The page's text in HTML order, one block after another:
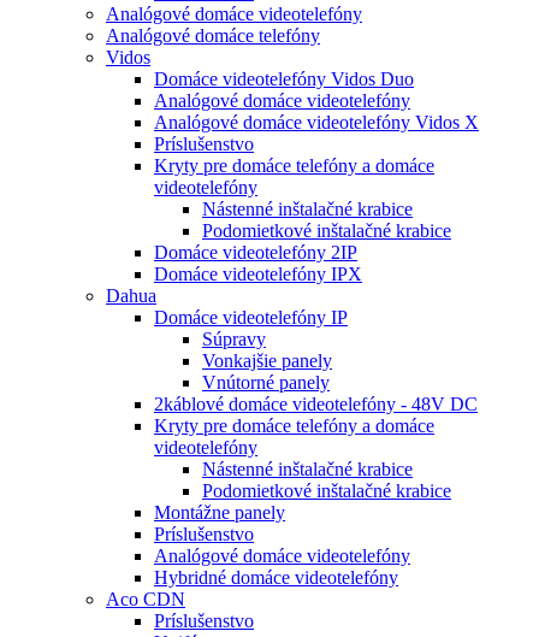
Analógové domáce videotelefóny
Analógové domáce telefóny
Vidos
Domáce videotelefóny Vidos Duo
Analógové domáce videotelefóny
Analógové domáce videotelefóny Vidos X
Príslušenstvo
Kryty pre domáce telefóny a domáce
videotelefóny
Nástenné inštalačné krabice
Podomietkové inštalačné krabice
Domáce videotelefóny 2IP
Domáce videotelefóny IPX
Dahua
Domáce videotelefóny IP
Súpravy
Vonkajšie panely
Vnútorné panely
2káblové domáce videotelefóny - 48V DC
Kryty pre domáce telefóny a domáce
videotelefóny
Nástenné inštalačné krabice
Podomietkové inštalačné krabice
Montážne panely
Príslušenstvo
Analógové domáce videotelefóny
Hybridné domáce videotelefóny
Aco CDN
Príslušenstvo